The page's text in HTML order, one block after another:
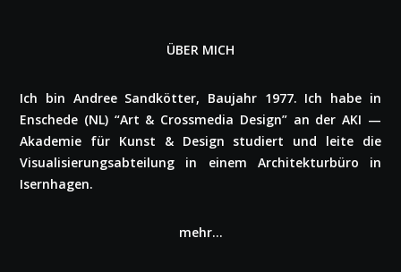
ÜBER MICH
Ich bin Andree Sand­köt­ter, Baujahr 1977. Ich habe in
Enschede (NL) “Art & Cross­me­dia Design” an der AKI —
Akademie für Kunst & Design studiert und leite die
Visua­li­sie­rungs­ab­tei­lung in einem Archi­tek­tur­bü­ro in
Isern­ha­gen.
mehr…